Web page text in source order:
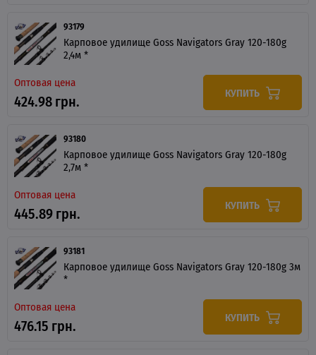
93179
Карповое удилище Goss Navigators Gray 120-180g
2,4м *
Оптовая цена
424.98 грн. КУПИТЬ
93180
Карповое удилище Goss Navigators Gray 120-180g
2,7м *
Оптовая цена
445.89 грн. КУПИТЬ
93181
Карповое удилище Goss Navigators Gray 120-180g 3м
*
Оптовая цена
476.15 грн. КУПИТЬ